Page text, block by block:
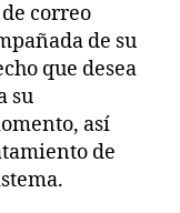
correo
de su
que desea
su
así
de